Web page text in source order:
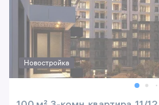
Новостройка